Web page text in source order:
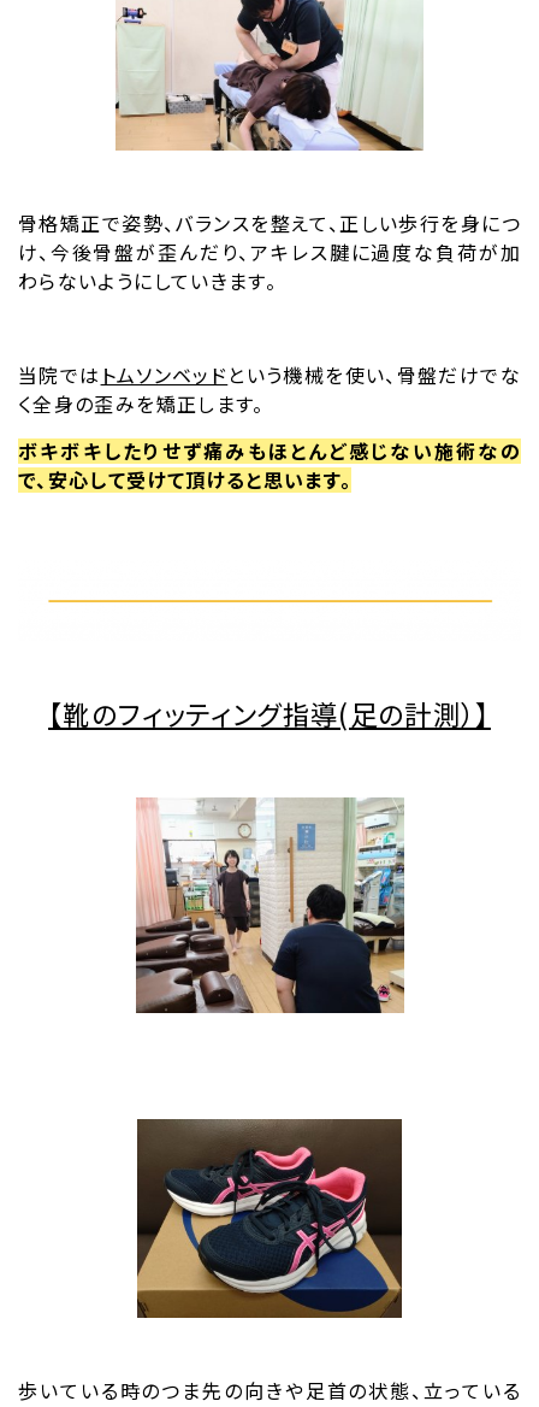
骨格矯正で姿勢、バランスを整えて、正しい歩行を身につ
け、今後骨盤が歪んだり、アキレス腱に過度な負荷が加
わらないようにしていきます。
当院では トムソンベッド という機械を使い、骨盤だけでな
く全身の歪みを矯正します。
ボキボキしたりせず痛みもほとんど感じない施術なの
で、安心して受けて頂けると思います。
【靴のフィッティング指導(足の計測）】
歩いている時のつま先の向きや足首の状態、立っている